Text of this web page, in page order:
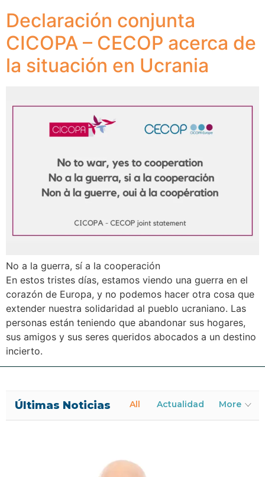
Declaración conjunta
CICOPA – CECOP acerca de
la situación en Ucrania
No a la guerra, sí a la cooperación
En estos tristes días, estamos viendo una guerra en el
corazón de Europa, y no podemos hacer otra cosa que
extender nuestra solidaridad al pueblo ucraniano. Las
personas están teniendo que abandonar sus hogares,
sus amigos y sus seres queridos abocados a un destino
incierto.
Últimas Noticias All Actualidad More